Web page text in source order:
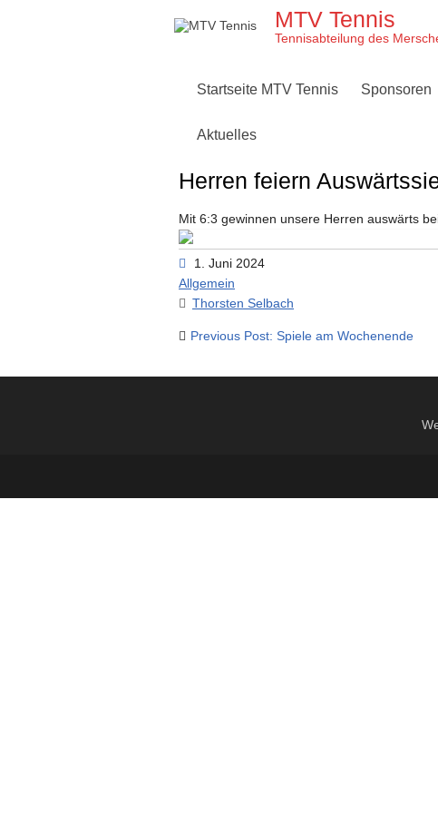
MTV Tennis
Tennisabteilung des
Startseite MTV Tennis Sponsoren
Aktuelles
Herren feiern
Mit 6:3 gewinnen unsere Herren auswärts
1. Juni 2024
Allgemein
Thorsten Selbach
Beitragsnavigation
Previous Post: Spiele am Wochenende